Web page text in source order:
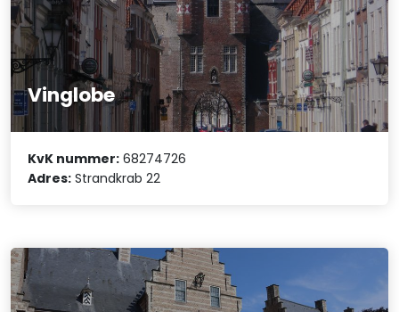
Vinglobe
KvK nummer: 68274726
Adres: Strandkrab 22